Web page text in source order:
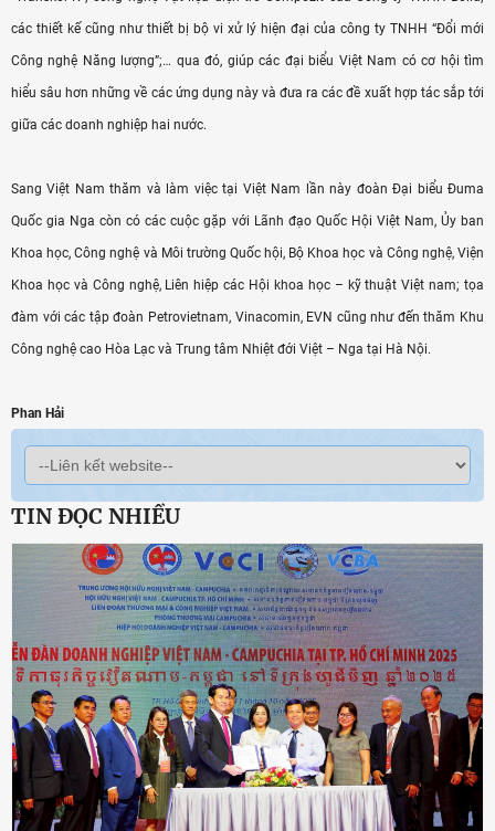
các thiết kế cũng như thiết bị bộ vi xử lý hiện đại của công ty TNHH “Đổi mới
Công nghệ Năng lượng”;… qua đó, giúp các đại biểu Việt Nam có cơ hội tìm
hiểu sâu hơn những về các ứng dụng này và đưa ra các đề xuất hợp tác sắp tới
giữa các doanh nghiệp hai nước.
Sang Việt Nam thăm và làm việc tại Việt Nam lần này đoàn Đại biểu Đuma
Quốc gia Nga còn có các cuộc gặp với Lãnh đạo Quốc Hội Việt Nam, Ủy ban
Khoa học, Công nghệ và Môi trường Quốc hội, Bộ Khoa học và Công nghệ, Viện
Khoa học và Công nghệ, Liên hiệp các Hội khoa học – kỹ thuật Việt nam; tọa
đàm với các tập đoàn Petrovietnam, Vinacomin, EVN cũng như đến thăm Khu
Công nghệ cao Hòa Lạc và Trung tâm Nhiệt đới Việt – Nga tại Hà Nội.
Phan Hải
TIN ĐỌC NHIỀU